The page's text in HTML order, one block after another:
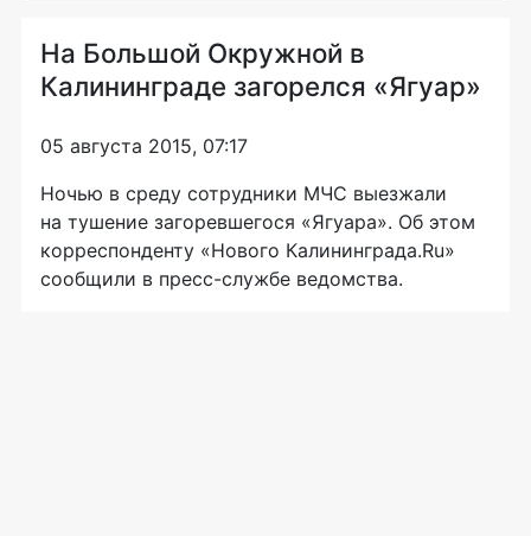
На Большой Окружной в
Калининграде загорелся «Ягуар»
05 августа 2015, 07:17
Ночью в среду сотрудники МЧС выезжали
на тушение загоревшегося «Ягуара». Об этом
корреспонденту «Нового Калининграда.Ru»
сообщили в пресс-службе ведомства.